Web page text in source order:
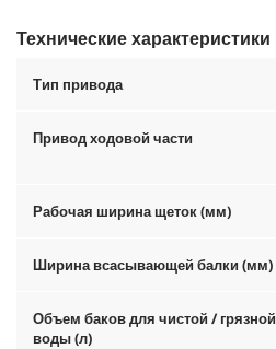
Технические характеристики
Тип привода
Привод ходовой части
Рабочая ширина щеток (мм)
Ширина всасывающей балки (мм)
Объем баков для чистой / грязной
воды (л)